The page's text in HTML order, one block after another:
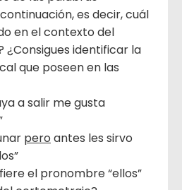
es decir, cuál
en el contexto del
identificar la
que poseen en las
a salir me gusta
pero antes les sirvo
el pronombre “ellos”